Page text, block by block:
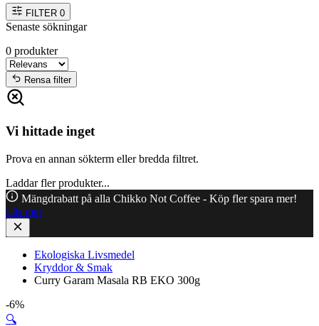
FILTER 0
Senaste sökningar
0 produkter
Rensa filter
Vi hittade inget
Prova en annan sökterm eller bredda filtret.
Laddar fler produkter...
Mängdrabatt på alla Chikko Not Coffee - Köp fler spara mer!
Läs mer
Ekologiska Livsmedel
Kryddor & Smak
Curry Garam Masala RB EKO 300g
-6%
🔍